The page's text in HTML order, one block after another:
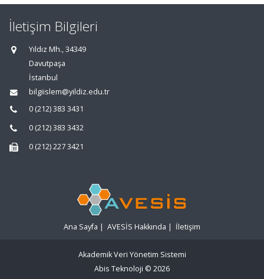
İletişim Bilgileri
Yıldız Mh., 34349
Davutpaşa
İstanbul
bilgiislem@yildiz.edu.tr
0 (212) 383 3431
0 (212) 383 3432
0 (212) 227 3421
Ana Sayfa | AVESİS Hakkında | İletişim
Akademik Veri Yönetim Sistemi
Abis Teknoloji © 2026